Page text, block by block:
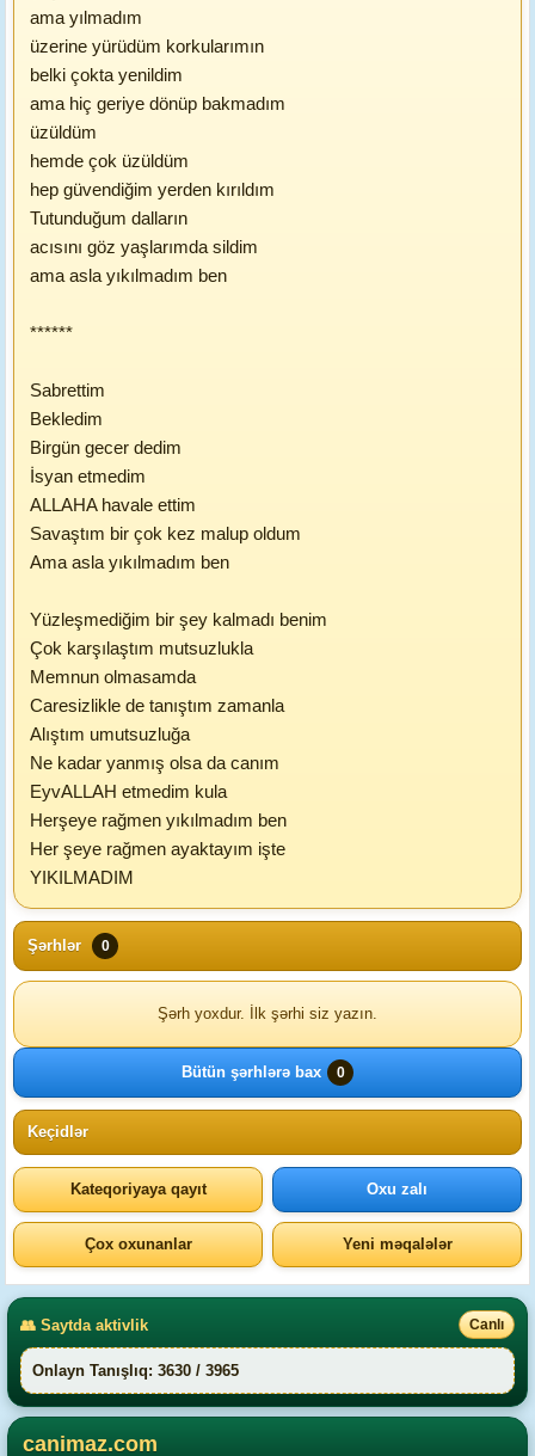
ama yılmadım
üzerine yürüdüm korkularımın
belki çokta yenildim
ama hiç geriye dönüp bakmadım
üzüldüm
hemde çok üzüldüm
hep güvendiğim yerden kırıldım
Tutunduğum dalların
acısını göz yaşlarımda sildim
ama asla yıkılmadım ben
******
Sabrettim
Bekledim
Birgün gecer dedim
İsyan etmedim
ALLAHA havale ettim
Savaştım bir çok kez malup oldum
Ama asla yıkılmadım ben
Yüzleşmediğim bir şey kalmadı benim
Çok karşılaştım mutsuzlukla
Memnun olmasamda
Caresizlikle de tanıştım zamanla
Alıştım umutsuzluğa
Ne kadar yanmış olsa da canım
EyvALLAH etmedim kula
Herşeye rağmen yıkılmadım ben
Her şeye rağmen ayaktayım işte
YIKILMADIM
Şərhlər 0
Şərh yoxdur. İlk şərhi siz yazın.
Bütün şərhlərə bax 0
Keçidlər
Kateqoriyaya qayıt Oxu zalı
Çox oxunanlar Yeni məqalələr
👥 Saytda aktivlik Canlı
Onlayn Tanışlıq: 3630 / 3965
canimaz.com